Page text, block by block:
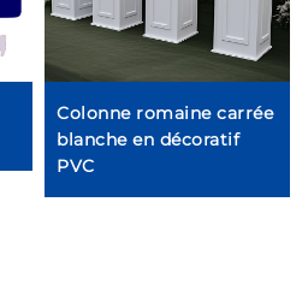
Colonne romaine carrée
blanche en décoratif
PVC